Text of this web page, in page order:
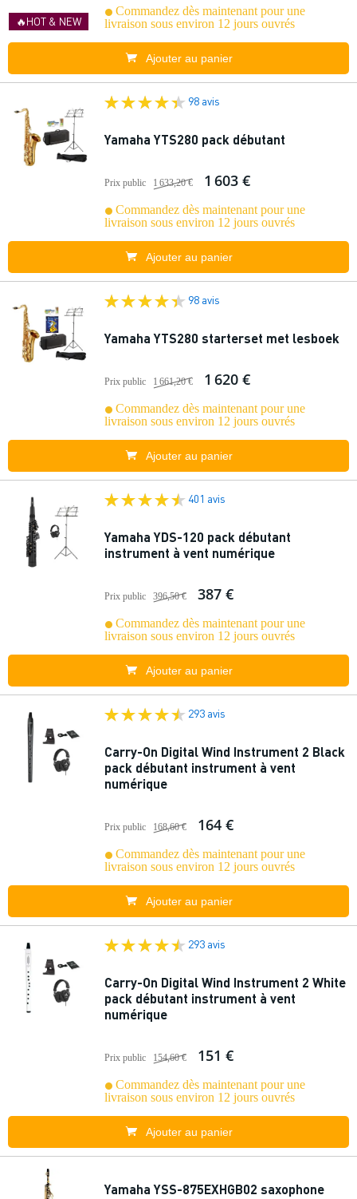
🔥HOT & NEW
Commandez dès maintenant pour une
livraison sous environ 12 jours ouvrés
Ajouter au panier
98 avis
Yamaha YTS280 pack débutant
Prix public 1 633,20 € 1 603 €
Commandez dès maintenant pour une
livraison sous environ 12 jours ouvrés
Ajouter au panier
98 avis
Yamaha YTS280 starterset met lesboek
Prix public 1 661,20 € 1 620 €
Commandez dès maintenant pour une
livraison sous environ 12 jours ouvrés
Ajouter au panier
401 avis
Yamaha YDS-120 pack débutant
instrument à vent numérique
Prix public 396,50 € 387 €
Commandez dès maintenant pour une
livraison sous environ 12 jours ouvrés
Ajouter au panier
293 avis
Carry-On Digital Wind Instrument 2 Black
pack débutant instrument à vent
numérique
Prix public 168,60 € 164 €
Commandez dès maintenant pour une
livraison sous environ 12 jours ouvrés
Ajouter au panier
293 avis
Carry-On Digital Wind Instrument 2 White
pack débutant instrument à vent
numérique
Prix public 154,60 € 151 €
Commandez dès maintenant pour une
livraison sous environ 12 jours ouvrés
Ajouter au panier
Yamaha YSS-875EXHGB02 saxophone